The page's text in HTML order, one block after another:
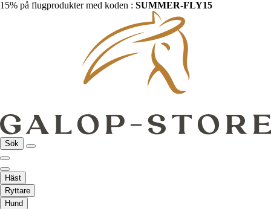
15% på flugprodukter med koden : SUMMER-FLY15
Sök
Häst
Ryttare
Hund